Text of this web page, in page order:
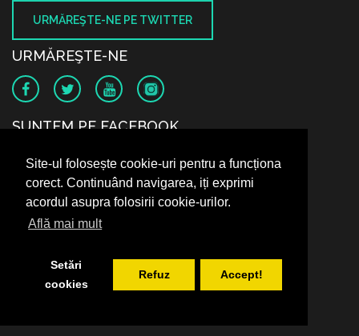
Site-ul folosește cookie-uri pentru a funcționa
corect. Continuând navigarea, iți exprimi
acordul asupra folosirii cookie-urilor.
Află mai mult
Setări
cookies
Refuz Accept!
URMĂREŞTE-NE PE TWITTER
URMĂREŞTE-NE
SUNTEM PE FACEBOOK